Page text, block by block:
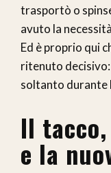
trasportò o
avuto la
Ed è proprio qui
ritenuto
soltanto durante
Il
e la